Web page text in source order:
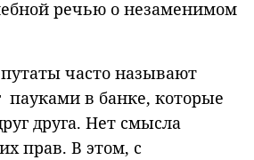
речью о незаменимом
часто называют
пауками в банке, которые
друга. Нет смысла
прав. В этом, с